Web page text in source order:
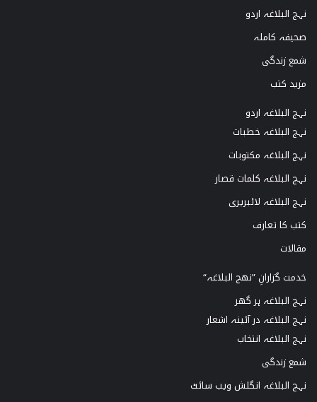
نہج البلاغہ اردو
صحیفہ کاملہ
شمع زندگی
مزید کتب
نہج البلاغہ اردو
نہج البلاغہ خطبات
نہج البلاغہ مکتوبات
نہج البلاغہ کلمات قصار
نہج البلاغہ لائبریری
کتب کا تعارف
مقالات
خدمت گزارانِ ”نھج البلاغہ“
نہج البلاغہ ہر گھر
نہج البلاغہ در آئینہ اشعار
نہج البلاغہ انتخاب
شمع زندگی
نہج البلاغہ انگلش ویب سائٹ